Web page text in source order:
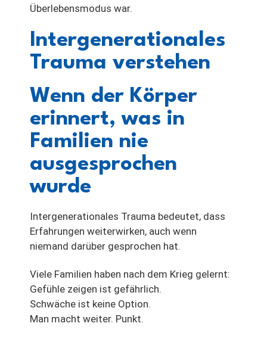
Überlebensmodus war.
Intergenerationales
Trauma verstehen
Wenn der Körper
erinnert, was in
Familien nie
ausgesprochen
wurde
Intergenerationales Trauma bedeutet, dass
Erfahrungen weiterwirken, auch wenn
niemand darüber gesprochen hat.
Viele Familien haben nach dem Krieg gelernt:
Gefühle zeigen ist gefährlich.
Schwäche ist keine Option.
Man macht weiter. Punkt.